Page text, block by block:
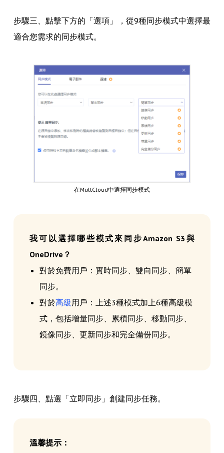
步驟三、點擊下方的「選項」，從9種同步模式中選擇最
適合您需求的同步模式。
在MultCloud中選擇同步模式
我可以選擇哪些模式來同步Amazon S3與
OneDrive？
對於免費用戶：實時同步、雙向同步、簡單
同步。
對於高級用戶：上述3種模式加上6種高級模
式，包括增量同步、累積同步、移動同步、
鏡像同步、更新同步和完全備份同步。
步驟四、點選「立即同步」創建同步任務。
溫馨提示：